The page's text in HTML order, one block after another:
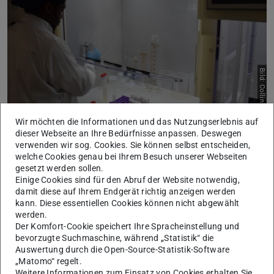
Bild: Collin Weber
Probenvorbereitung in der Reinstraumkombistation
Impressionen Analyse von
Spurenmetallen
Wir möchten die Informationen und das Nutzungserlebnis auf
dieser Webseite an Ihre Bedürfnisse anpassen. Deswegen
verwenden wir sog. Cookies. Sie können selbst entscheiden,
welche Cookies genau bei Ihrem Besuch unserer Webseiten
gesetzt werden sollen.
Einige Cookies sind für den Abruf der Website notwendig,
damit diese auf Ihrem Endgerät richtig anzeigen werden
kann. Diese essentiellen Cookies können nicht abgewählt
werden.
Der Komfort-Cookie speichert Ihre Spracheinstellung und
bevorzugte Suchmaschine, während „Statistik“ die
Auswertung durch die Open-Source-Statistik-Software
„Matomo“ regelt.